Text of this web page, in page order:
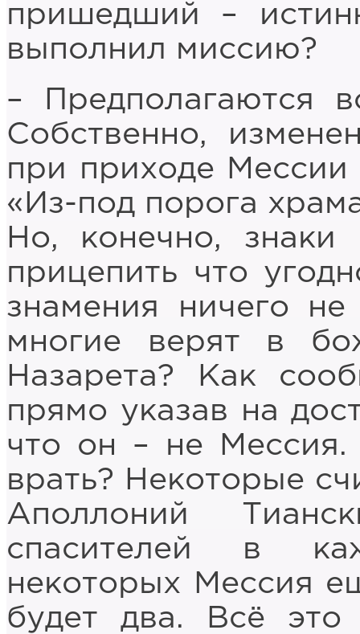
пришедший –
выполнил миссию?
– Предполагаются
Собственно,
при приходе Мессии
«Из-под порога
Но, конечно, знаки
прицепить что
знамения ничего
многие верят в
Назарета? Как
прямо указав на
что он – не Мессия.
врать? Некоторые
Аполлоний
спасителей в
некоторых Мессия
будет два. Всё